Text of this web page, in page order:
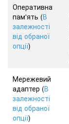
Оперативна
пам'ять (В
залежності
від обраної
опції)
Мережевий
адаптер (В
залежності
від обраної
опції)